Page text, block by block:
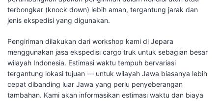
terbongkar (knock down) lebih aman, tergantung jarak dan
jenis ekspedisi yang digunakan.
Pengiriman dilakukan dari workshop kami di Jepara
menggunakan jasa ekspedisi cargo truk untuk sebagian besar
wilayah Indonesia. Estimasi waktu tempuh bervariasi
tergantung lokasi tujuan — untuk wilayah Jawa biasanya lebih
cepat dibanding luar Jawa yang perlu penyeberangan
tambahan. Kami akan informasikan estimasi waktu dan biaya